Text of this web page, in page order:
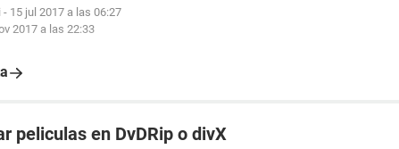
- 15 jul 2017 a las 06:27
2017 a las 22:33
peliculas en DvDRip o divX